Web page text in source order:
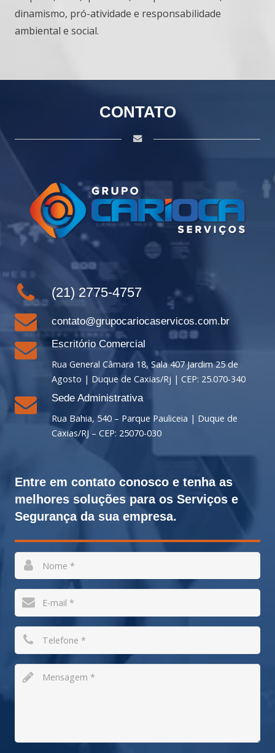
dinamismo, pró-atividade e responsabilidade
ambiental e social.
CONTATO
(21) 2775-4757
contato@grupocariocaservicos.com.br
Escritório Comercial
Rua General Câmara 18, Sala 407 Jardim 25 de
Agosto | Duque de Caxias/Rj | CEP: 25.070-340
Sede Administrativa
Rua Bahia, 540 – Parque Pauliceia | Duque de
Caxias/RJ – CEP: 25070-030
Entre em contato conosco e tenha as
melhores soluções para os Serviços e
Segurança da sua empresa.